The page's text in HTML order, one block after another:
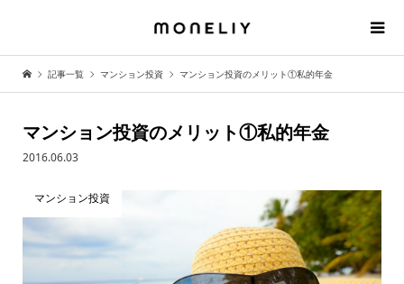
記事一覧 マンション投資 マンション投資のメリット①私的年金
マンション投資のメリット①私的年金
2016.06.03
マンション投資